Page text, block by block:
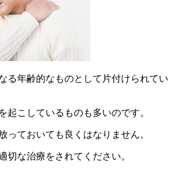
る年齢的なものとして片付けられてい
起こしているものも多いのです。
っておいても良くはなりません。
切な治療をされてください。